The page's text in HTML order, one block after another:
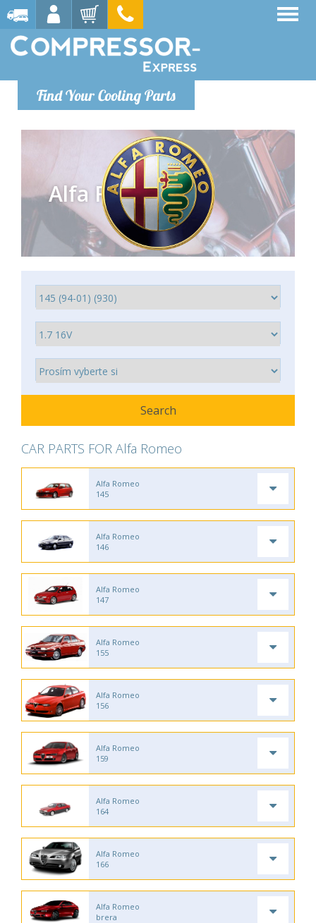
Find Your Cooling Parts
Alfa Romeo
CAR PARTS FOR Alfa Romeo
Alfa Romeo
145
Alfa Romeo
146
Alfa Romeo
147
Alfa Romeo
155
Alfa Romeo
156
Alfa Romeo
159
Alfa Romeo
164
Alfa Romeo
166
Alfa Romeo
brera